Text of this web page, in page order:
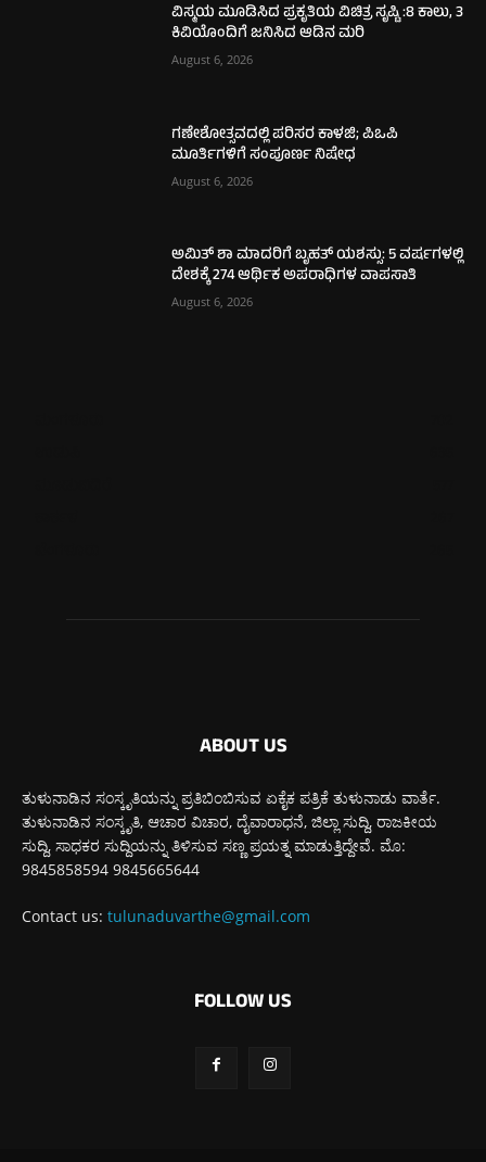
ವಿಸ್ಮಯ ಮೂಡಿಸಿದ ಪ್ರಕೃತಿಯ ವಿಚಿತ್ರ ಸೃಷ್ಟಿ :8 ಕಾಲು, 3
ಕಿವಿಯೊಂದಿಗೆ ಜನಿಸಿದ ಆಡಿನ ಮರಿ
August 6, 2026
ಗಣೇಶೋತ್ಸವದಲ್ಲಿ ಪರಿಸರ ಕಾಳಜಿ; ಪಿಒಪಿ
ಮೂರ್ತಿಗಳಿಗೆ ಸಂಪೂರ್ಣ ನಿಷೇಧ
August 6, 2026
ಅಮಿತ್ ಶಾ ಮಾದರಿಗೆ ಬೃಹತ್ ಯಶಸ್ಸು: 5 ವರ್ಷಗಳಲ್ಲಿ
ದೇಶಕ್ಕೆ 274 ಆರ್ಥಿಕ ಅಪರಾಧಿಗಳ ವಾಪಸಾತಿ
August 6, 2026
ABOUT US
ತುಳುನಾಡಿನ ಸಂಸ್ಕೃತಿಯನ್ನು ಪ್ರತಿಬಿಂಬಿಸುವ ಏಕೈಕ ಪತ್ರಿಕೆ ತುಳುನಾಡು ವಾರ್ತೆ.
ತುಳುನಾಡಿನ ಸಂಸ್ಕೃತಿ, ಆಚಾರ ವಿಚಾರ, ದೈವಾರಾಧನೆ, ಜಿಲ್ಲಾ ಸುದ್ದಿ, ರಾಜಕೀಯ
ಸುದ್ದಿ, ಸಾಧಕರ ಸುದ್ದಿಯನ್ನು ತಿಳಿಸುವ ಸಣ್ಣ ಪ್ರಯತ್ನ ಮಾಡುತ್ತಿದ್ದೇವೆ. ಮೊ:
9845858594 9845665644
Contact us: tulunaduvarthe@gmail.com
FOLLOW US